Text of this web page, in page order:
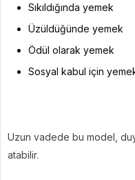
Sıkıldığında yemek
Üzüldüğünde yemek
Ödül olarak yemek
Sosyal kabul için
Uzun vadede bu model,
atabilir.